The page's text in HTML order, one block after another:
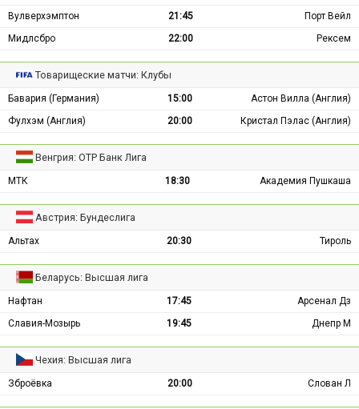
Вулверхэмптон
21:45
Порт Вейл
Мидлсбро
22:00 Рексем
Товарищеские матчи: Клубы
Бавария (Германия) 15:00
Астон Вилла (Англия)
Фулхэм (Англия)
20:00 Кристал Пэлас (Англия)
Венгрия: ОТР Банк Лига
МТК 18:30 Академия Пушкаша
Австрия: Бундеслига
Альтах 20:30 Тироль
Беларусь: Высшая лига
Нафтан 17:45
Арсенал Дз
Славия-Мозырь
19:45 Днепр М
Чехия: Высшая лига
Зброёвка 20:00 Слован Л